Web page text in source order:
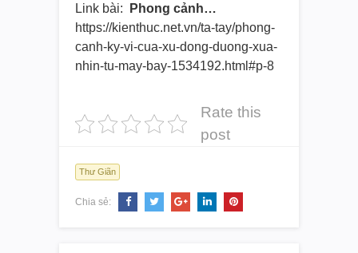
Link bài:
Phong cảnh…
https://kienthuc.net.vn/ta-tay/phong-
canh-ky-vi-cua-xu-dong-duong-xua-
nhin-tu-may-bay-1534192.html#p-8
Rate this
post
Thư Giãn
Chia sẻ: